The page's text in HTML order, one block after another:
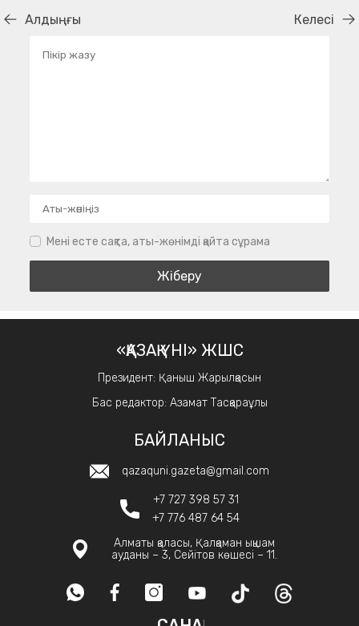
Алдыңғы Келесі
Мені есте сақта, аты-жөнімді қайта сұрама
«ҚАЗАҚ ҮНІ» ЖШС
Президент: Қаныш Жарылқасын
Бас редактор: Азамат Тасқараұлы
БАЙЛАНЫС
qazaquni.gazeta@gmail.com
+7 727 398 57 31
+7 776 487 64 54
Алматы қаласы, Қалқаман ықшам
ауданы – 3, Сейітов көшесі – 11.